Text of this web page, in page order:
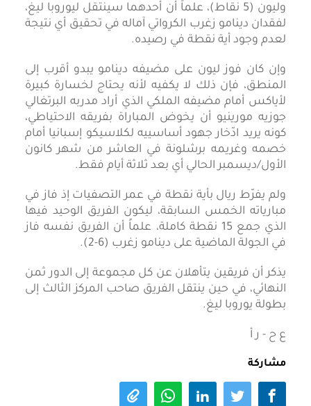
وليون (5 نقاط)، علماً أن أحدهما سينتقل ليوروبا ليغ،
لفقدان دينامو زغرب الكرواتي آماله في تحقيق أي نتيجة
لعدم وجود أية نقطة في رصيده.
وإن كان فوز ليون على مضيفه دينامو يبدو أقرب إلى
المنطق، فإن ذلك لا يكفيه لأنه يحتاج لخسارة كبيرة
لأياكس أمام مضيفه الملكي الذي أراد مدربه البرتغالي
جوزيه مورينيو أن يخوض المباراة بفريقه الاحتياطي،
كونه يريد ادّخار جهود أساسييه لكلاسيكو إسبانيا أمام
خصمه وغريمه برشلونة في العاشر من شهر كانون
الأول/ديسمبر الحالي أي بعد ثلاثة أيام فقط.
ولم يفرّط ريال بأية نقطة في عمر التصفيات إذ فاز في
مبارياته الخمس السابقة، ليكون الفريق الوحيد فيها
الذي جمع 15 نقطة كاملة، علماً أن الفريق نفسه فاز
في الجولة الماضية على دينامو زغرب (6-2).
يذكر أن فريقين يتأهلان عن كل مجموعة إلى الدور ثمن
النهائي، في حين ينتقل الفريق صاحب المركز الثالث إلى
بطولة يوروبا ليغ.
ع ح - ر أ
مشاركة